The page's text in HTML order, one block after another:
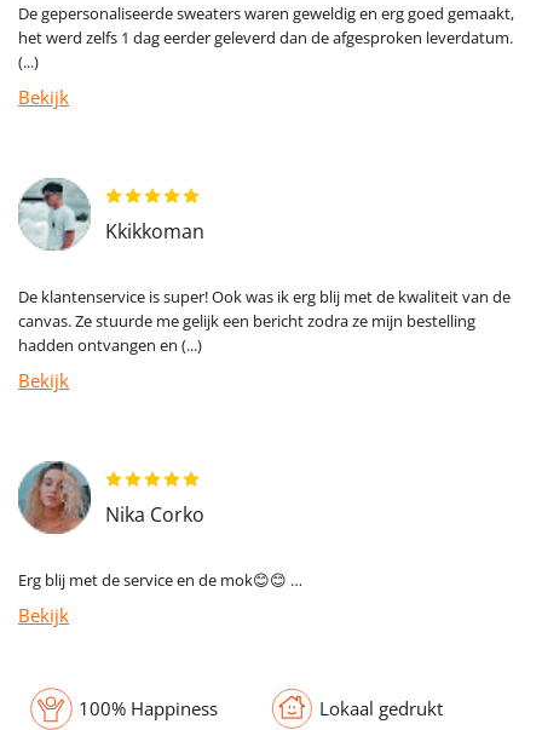
De gepersonaliseerde sweaters waren geweldig en erg goed gemaakt,
het werd zelfs 1 dag eerder geleverd dan de afgesproken leverdatum.
(...)
Bekijk
Kkikkoman
De klantenservice is super! Ook was ik erg blij met de kwaliteit van de
canvas. Ze stuurde me gelijk een bericht zodra ze mijn bestelling
hadden ontvangen en (...)
Bekijk
Nika Corko
Erg blij met de service en de mok😊😊 …
Bekijk
100% Happiness Lokaal gedrukt